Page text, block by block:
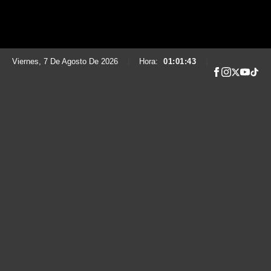
Viernes, 7 De Agosto De 2026 Hora: 01:01:44